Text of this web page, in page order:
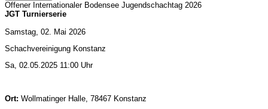
Offener Internationaler Bodensee Jugendschachtag 2026
JGT Turnierserie
Samstag, 02. Mai 2026
Schachvereinigung Konstanz
Sa, 02.05.2025 11:00 Uhr
Ort: Wollmatinger Halle, 78467 Konstanz